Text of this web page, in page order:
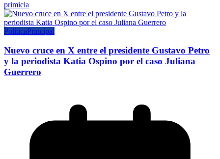
primicia
PolíticaPrincipal
Nuevo cruce en X entre el presidente Gustavo Petro
y la periodista Katia Ospino por el caso Juliana
Guerrero